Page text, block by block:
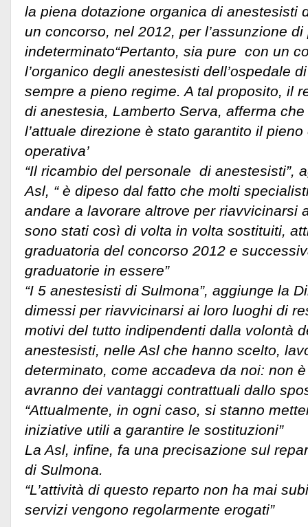
la piena dotazione organica di anestesisti
un concorso, nel 2012, per l’assunzione
indeterminato“Pertanto, sia pure con un
l’organico degli anestesisti dell’ospedale
sempre a pieno regime. A tal proposito, il
di anestesia, Lamberto Serva, afferma
l’attuale direzione è stato garantito il pieno
operativa’
“Il ricambio del personale di anestesisti”,
Asl, “ è dipeso dal fatto che molti
andare a lavorare altrove per riavvicinarsi
sono stati così di volta in volta sostituiti,
graduatoria del concorso 2012 e
graduatorie in essere”
“I 5 anestesisti di Sulmona”, aggiunge la
dimessi per riavvicinarsi ai loro luoghi di
motivi del tutto indipendenti dalla volontà
anestesisti, nelle Asl che hanno scelto,
determinato, come accadeva da noi: non
avranno dei vantaggi contrattuali dallo
“Attualmente, in ogni caso, si stanno
iniziative utili a garantire le sostituzioni”
La Asl, infine, fa una precisazione sul
di Sulmona.
“L’attività di questo reparto non ha mai
servizi vengono regolarmente erogati”